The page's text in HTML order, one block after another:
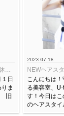
日
ま
旧
2023.07.18
こんにちは
る美容室、
す！今日は
のヘアスタイ